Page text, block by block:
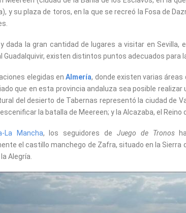
y su plaza de toros, en la que se recreó la Fosa de
dada la gran cantidad de lugares a visitar en Sevilla,
Guadalquivir, existen distintos puntos adecuados para
elegidas enAlmería, donde existen varias
que en esta provincia andaluza sea posible
del desierto de Tabernas representó la ciudad de
la batalla de Meereen; y la Alcazaba, el Reino
La Mancha, los seguidores de Juego de Tronos
el castillo manchego de Zafra, situado en la Sierra
Alegría.